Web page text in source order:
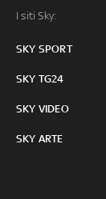
I siti Sky:
SKY SPORT
SKY TG24
SKY VIDEO
SKY ARTE